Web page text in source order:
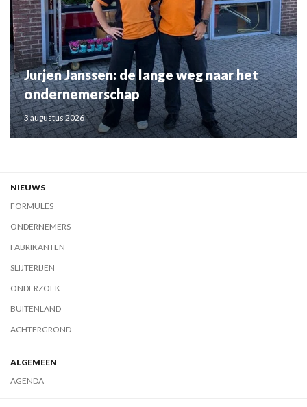
Jurjen Janssen: de lange weg naar het
ondernemerschap
3 augustus 2026
NIEUWS
FORMULES
ONDERNEMERS
FABRIKANTEN
SLIJTERIJEN
ONDERZOEK
BUITENLAND
ACHTERGROND
ALGEMEEN
AGENDA